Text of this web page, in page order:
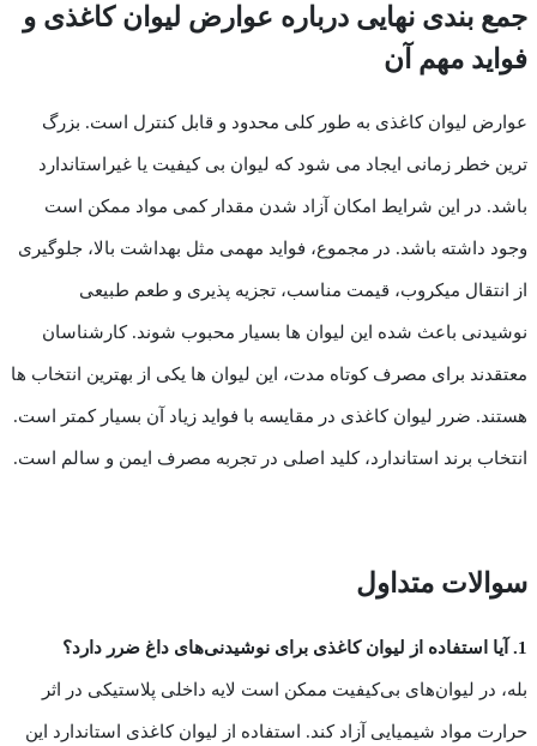
جمع بندی نهایی درباره عوارض لیوان کاغذی و
فواید مهم آن
عوارض لیوان کاغذی به طور کلی محدود و قابل کنترل است. بزرگ
ترین خطر زمانی ایجاد می شود که لیوان بی کیفیت یا غیراستاندارد
باشد. در این شرایط امکان آزاد شدن مقدار کمی مواد ممکن است
وجود داشته باشد. در مجموع، فواید مهمی مثل بهداشت بالا، جلوگیری
از انتقال میکروب، قیمت مناسب، تجزیه پذیری و طعم طبیعی
نوشیدنی باعث شده این لیوان ها بسیار محبوب شوند. کارشناسان
معتقدند برای مصرف کوتاه مدت، این لیوان ها یکی از بهترین انتخاب ها
هستند. ضرر لیوان کاغذی در مقایسه با فواید زیاد آن بسیار کمتر است.
انتخاب برند استاندارد، کلید اصلی در تجربه مصرف ایمن و سالم است.
سوالات متداول
1. آیا استفاده از لیوان کاغذی برای نوشیدنی‌های داغ ضرر دارد؟
بله، در لیوان‌های بی‌کیفیت ممکن است لایه داخلی پلاستیکی در اثر
حرارت مواد شیمیایی آزاد کند. استفاده از لیوان کاغذی استاندارد این